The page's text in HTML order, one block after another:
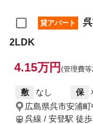
貸アパート
2LDK
4.15万円 (管理費
敷 なし 保
広島県呉市安浦町
呉線 / 安登駅 徒